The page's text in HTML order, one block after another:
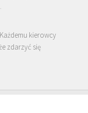
kierowcy
zdarzyć się